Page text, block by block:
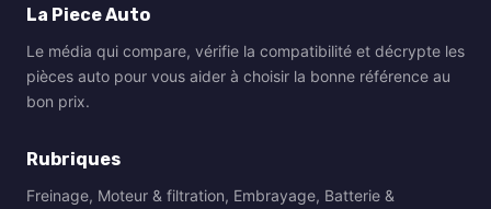
La Piece Auto
Le média qui compare, vérifie la compatibilité et décrypte les
pièces auto pour vous aider à choisir la bonne référence au
bon prix.
Rubriques
Freinage, Moteur & filtration, Embrayage, Batterie &